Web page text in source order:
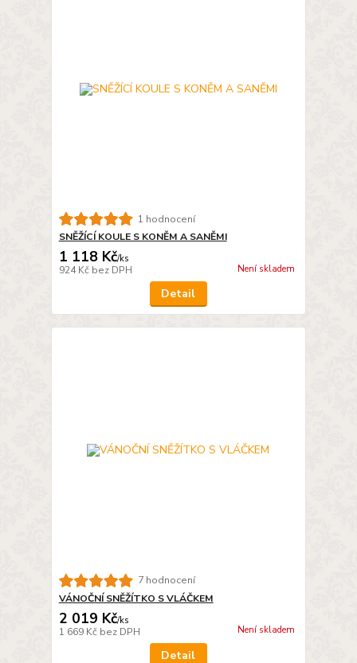
1 hodnocení
SNĚŽÍCÍ KOULE S KONĚM A SANĚMI
1 118 Kč/ks
924 Kč bez DPH Není skladem
Detail
7 hodnocení
VÁNOČNÍ SNĚŽÍTKO S VLÁČKEM
2 019 Kč/ks
1 669 Kč bez DPH Není skladem
Detail